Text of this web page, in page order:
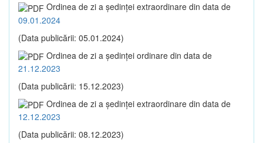
Ordinea de zi a şedinţei extraordinare din data de
09.01.2024
(Data publicării: 05.01.2024)
Ordinea de zi a şedinţei ordinare din data de
21.12.2023
(Data publicării: 15.12.2023)
Ordinea de zi a şedinţei extraordinare din data de
12.12.2023
(Data publicării: 08.12.2023)